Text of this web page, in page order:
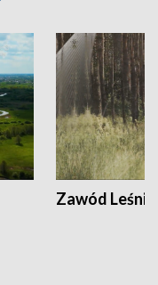
Zawód Leśnik